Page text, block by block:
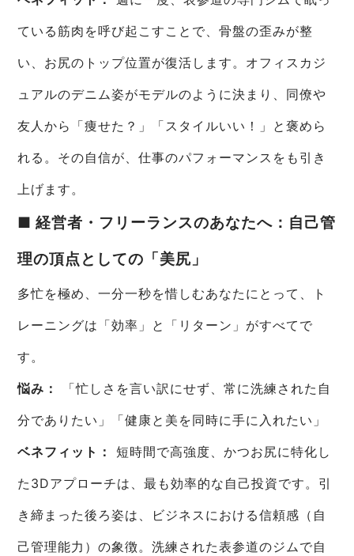
ている筋肉を呼び起こすことで、骨盤の歪みが整
い、お尻のトップ位置が復活します。オフィスカジ
ュアルのデニム姿がモデルのように決まり、同僚や
友人から「痩せた？」「スタイルいい！」と褒めら
れる。その自信が、仕事のパフォーマンスをも引き
上げます。
■ 経営者・フリーランスのあなたへ：自己管
理の頂点としての「美尻」
多忙を極め、一分一秒を惜しむあなたにとって、ト
レーニングは「効率」と「リターン」がすべてで
す。
悩み：
「忙しさを言い訳にせず、常に洗練された自
分でありたい」「健康と美を同時に手に入れたい」
ベネフィット：
短時間で高強度、かつお尻に特化し
た3Dアプローチは、最も効率的な自己投資です。引
き締まった後ろ姿は、ビジネスにおける信頼感（自
己管理能力）の象徴。洗練された表参道のジムで自